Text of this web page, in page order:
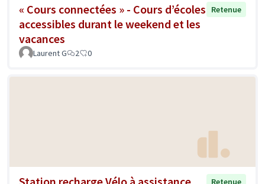
« Cours connectées » - Cours d’écoles
accessibles durant le weekend et les
vacances
Retenue
Laurent G 2 0
Retenue